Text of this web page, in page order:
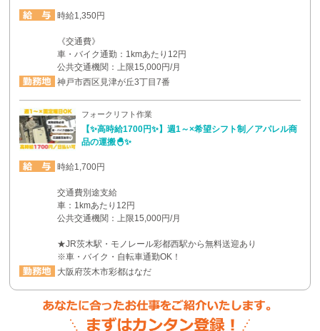
時給1,350円
《交通費》
車・バイク通勤：1kmあたり12円
公共交通機関：上限15,000円/月
神戸市西区見津が丘3丁目7番
フォークリフト作業
【✨高時給1700円✨】週1～×希望シフト制／アパレル商
品の運搬🐣✨
時給1,700円
交通費別途支給
車：1kmあたり12円
公共交通機関：上限15,000円/月
★JR茨木駅・モノレール彩都西駅から無料送迎あり
※車・バイク・自転車通勤OK！
大阪府茨木市彩都はなだ